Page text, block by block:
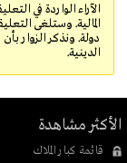
الآراء الواردة في
المالية. وستلغى
دولة. ونذكر الزوار
الدينية.
الأكثر مشاهدة
قائمة كبار الملاك